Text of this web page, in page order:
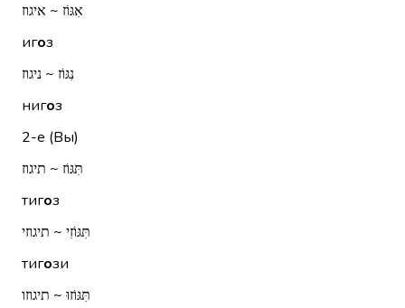
אִגּוֹז ~ איגוז
игоз
נִגּוֹז ~ ניגוז
нигоз
2-е (Вы)
תִּגּוֹז ~ תיגוז
тигоз
תִּגּוֹזִי ~ תיגוזי
тигози
תִּגּוֹזוּ ~ תיגוזו